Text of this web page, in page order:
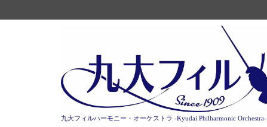
九大フィルハーモニー・オーケストラ -Kyudai Philharmonic Orchestra-